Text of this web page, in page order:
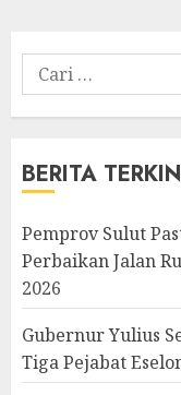
Cari
untuk:
BERITA
Pemprov Sulut
Perbaikan Jalan
2026
Gubernur Yulius
Tiga Pejabat